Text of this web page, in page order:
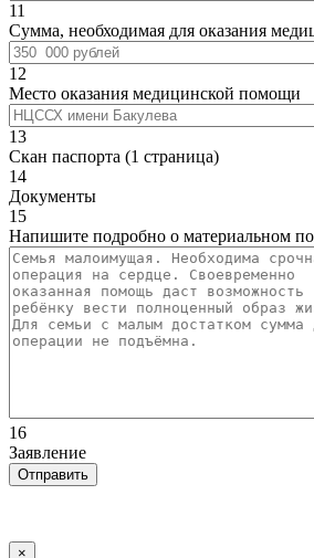
11
Сумма, необходимая для оказания
12
Место оказания медицинской помощи
13
Скан паспорта (1 страница)
14
Документы
15
Напишите подробно о материальном
16
Заявление
×